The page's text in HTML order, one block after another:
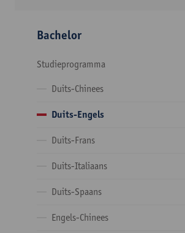
Bachelor
Studieprogramma
Duits-Chinees
Duits-Engels
Duits-Frans
Duits-Italiaans
Duits-Spaans
Engels-Chinees